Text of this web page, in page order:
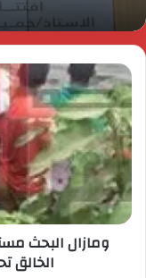
ومازال البحث
الخالق